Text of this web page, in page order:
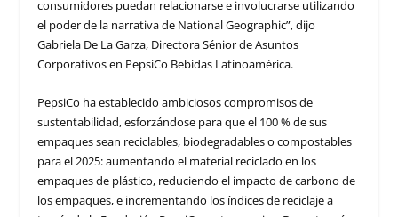
consumidores puedan relacionarse e involucrarse utilizando
el poder de la narrativa de National Geographic”, dijo
Gabriela De La Garza, Directora Sénior de Asuntos
Corporativos en PepsiCo Bebidas Latinoamérica.
PepsiCo ha establecido ambiciosos compromisos de
sustentabilidad, esforzándose para que el 100 % de sus
empaques sean reciclables, biodegradables o compostables
para el 2025: aumentando el material reciclado en los
empaques de plástico, reduciendo el impacto de carbono de
los empaques, e incrementando los índices de reciclaje a